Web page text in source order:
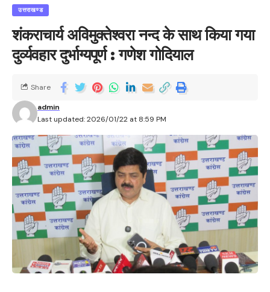
उत्तराखण्ड
शंकराचार्य अविमुक्तेश्वरा नन्द के साथ किया गया
दुर्व्यवहार दुर्भाग्यपूर्ण : गणेश गोदियाल
Last updated: 2026/01/22 at 8:59 PM
admin
Share